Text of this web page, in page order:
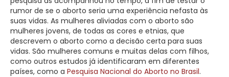
rumor de se o aborto seria uma experiência nefasta às
suas vidas. As mulheres aliviadas com o aborto são
mulheres jovens, de todas as cores e etnias, que
descrevem o aborto como a decisão certa para suas
vidas. São mulheres comuns e muitas delas com filhos,
como outros estudos já identificaram em diferentes
países, como a Pesquisa Nacional do Aborto no Brasil.